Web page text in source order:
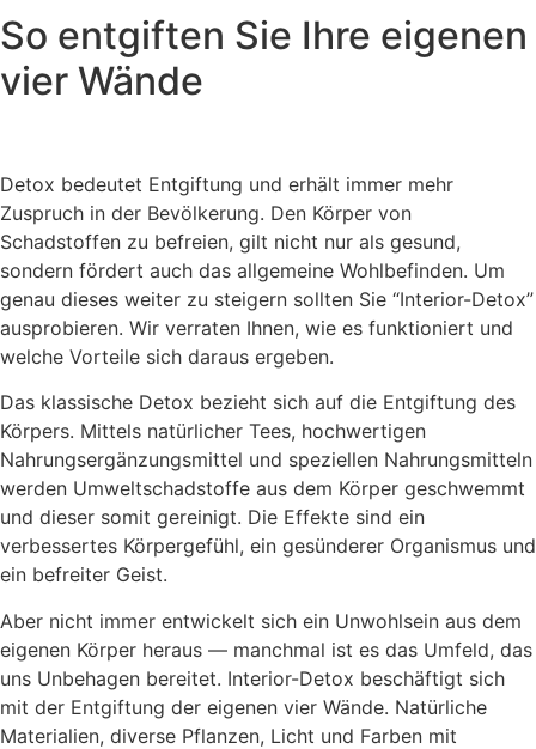
So entgiften Sie Ihre eigenen
vier Wände
Detox bedeutet Entgiftung und erhält immer mehr
Zuspruch in der Bevölkerung. Den Körper von
Schadstoffen zu befreien, gilt nicht nur als gesund,
sondern fördert auch das allgemeine Wohlbefinden. Um
genau dieses weiter zu steigern sollten Sie “Interior-Detox”
ausprobieren. Wir verraten Ihnen, wie es funktioniert und
welche Vorteile sich daraus ergeben.
Das klassische Detox bezieht sich auf die Entgiftung des
Körpers. Mittels natürlicher Tees, hochwertigen
Nahrungsergänzungsmittel und speziellen Nahrungsmitteln
werden Umweltschadstoffe aus dem Körper geschwemmt
und dieser somit gereinigt. Die Effekte sind ein
verbessertes Körpergefühl, ein gesünderer Organismus und
ein befreiter Geist.
Aber nicht immer entwickelt sich ein Unwohlsein aus dem
eigenen Körper heraus — manchmal ist es das Umfeld, das
uns Unbehagen bereitet. Interior-Detox beschäftigt sich
mit der Entgiftung der eigenen vier Wände. Natürliche
Materialien, diverse Pflanzen, Licht und Farben mit